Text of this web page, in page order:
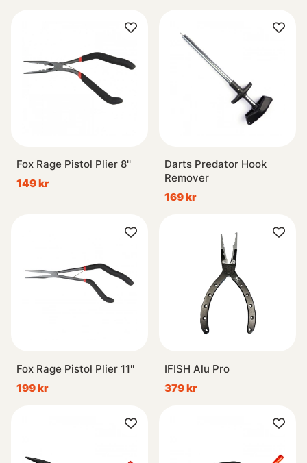
Fox Rage Pistol Plier 8''
149 kr
Darts Predator Hook
Remover
169 kr
Fox Rage Pistol Plier 11''
199 kr
IFISH Alu Pro
379 kr